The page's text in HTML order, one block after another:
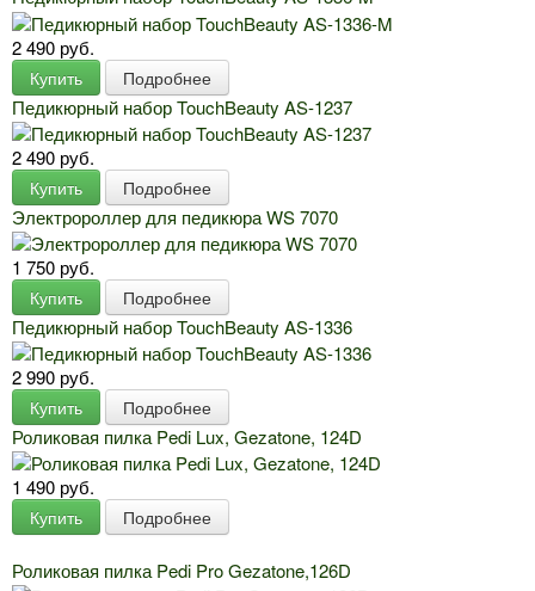
2 490 руб.
Купить Подробнее
Педикюрный набор TouchBeauty AS-1237
2 490 руб.
Купить Подробнее
Электророллер для педикюра WS 7070
1 750 руб.
Купить Подробнее
Педикюрный набор TouchBeauty AS-1336
2 990 руб.
Купить Подробнее
Роликовая пилка Pedi Lux, Gezatone, 124D
1 490 руб.
Купить Подробнее
Роликовая пилка Pedi Pro Gezatone,126D